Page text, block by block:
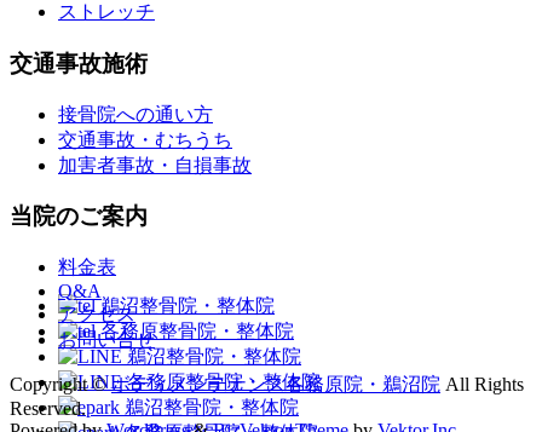
ストレッチ
交通事故施術
接骨院への通い方
交通事故・むちうち
加害者事故・自損事故
当院のご案内
料金表
Q&A
アクセス
お問い合せ
Copyright ©ボディメンテナンス各務原院・鵜沼院 All Rights
Reserved.